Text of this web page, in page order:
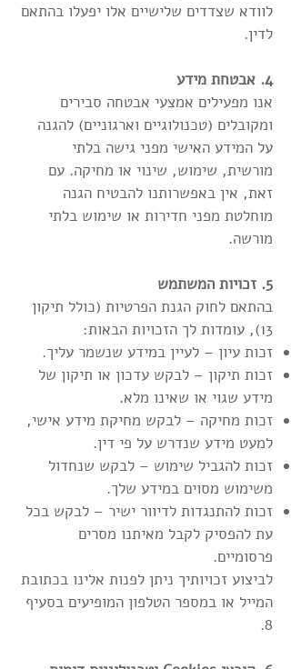
לוודא שצדדים שלישיים אלו יפעלו בהתאם
לדין.
4. אבטחת מידע
אנו מפעילים אמצעי אבטחה סבירים
ומקובלים (טכנולוגיים וארגוניים) להגנה
על המידע האישי מפני גישה בלתי
מורשית, שימוש, שינוי או מחיקה. עם
זאת, אין באפשרותנו להבטיח הגנה
מוחלטת מפני חדירות או שימוש בלתי
מורשה.
5. זכויות המשתמש
בהתאם לחוק הגנת הפרטיות (כולל תיקון
13), עומדות לך הזכויות הבאות:
זכות עיון – לעיין במידע שנשמר עליך.
זכות תיקון – לבקש עדכון או תיקון של
מידע שגוי או שאינו מלא.
זכות מחיקה – לבקש מחיקת מידע אישי,
למעט מידע שנדרש על פי דין.
זכות להגביל שימוש – לבקש שנחדול
משימוש מסוים במידע שלך.
זכות להתנגדות לדיוור ישיר – לבקש בכל
עת להפסיק לקבל מאיתנו מסרים
פרסומיים.
לביצוע זכויותיך ניתן לפנות אלינו בכתובת
המייל או במספר הטלפון המופיעים בסעיף
8.